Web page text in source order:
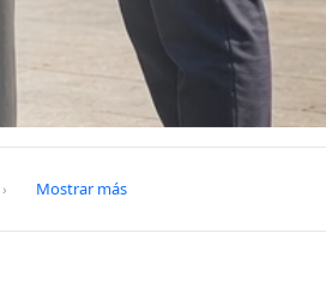
› Mostrar más